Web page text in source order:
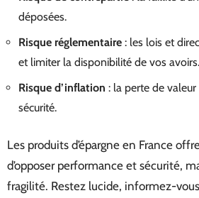
déposées.
Risque réglementaire : les lois et
et limiter la disponibilité de vos avoirs.
Risque d’inflation : la perte de
sécurité.
Les produits d’épargne en France
d’opposer performance et sécurité,
fragilité. Restez lucide, informez-